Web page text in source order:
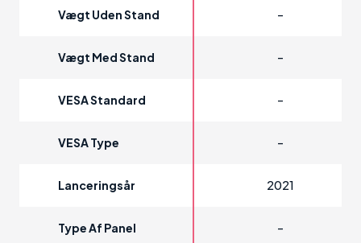
Vægt Uden Stand -
Vægt Med Stand -
VESA Standard -
VESA Type -
Lanceringsår 2021
Type Af Panel -